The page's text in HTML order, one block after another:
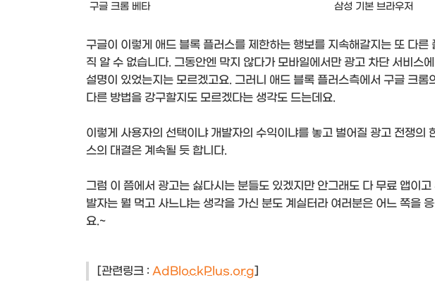
구글 크롬 베타 삼성 기본 브라우저
구글이 이렇게 애드 블록 플러스를 제한하는 행보를 지속해갈지는 또 다른
직 알 수 없습니다. 그동안엔 막지 않다가 모바일에서만 광고 차단 서비스
설명이 있었는지는 모르겠고요. 그러니 애드 블록 플러스측에서 구글 크롬
다른 방법을 강구할지도 모르겠다는 생각도 드는데요.
이렇게 사용자의 선택이냐 개발자의 수익이냐를 놓고 벌어질 광고 전쟁의
스의 대결은 계속될 듯 합니다.
그럼 이 쯤에서 광고는 싫다시는 분들도 있겠지만 안그래도 다 무료 앱이
발자는 뭘 먹고 사느냐는 생각을 가신 분도 계실터라 여러분은 어느 쪽을
요.~
[관련링크 : AdBlockPlus.org]